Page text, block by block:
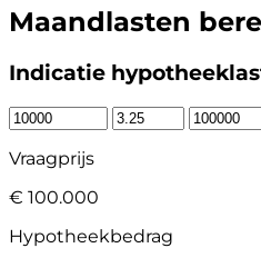
Maandlasten
Indicatie
Vraagprijs
€ 100.000
Hypotheekbedrag